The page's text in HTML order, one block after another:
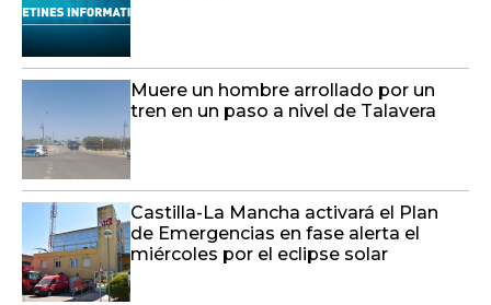
Muere un hombre arrollado por un
tren en un paso a nivel de Talavera
Castilla-La Mancha activará el Plan
de Emergencias en fase alerta el
miércoles por el eclipse solar